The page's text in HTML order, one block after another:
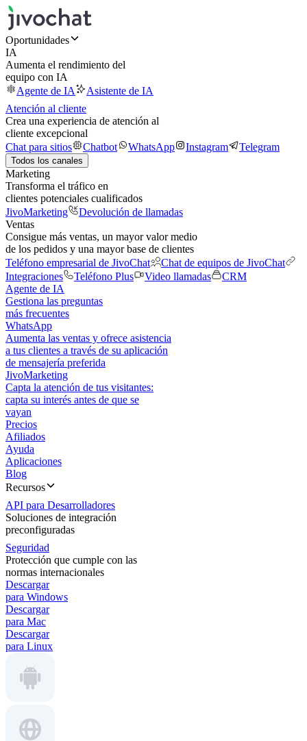
Oportunidades
IA
Aumenta el rendimiento del
equipo con IA
Agente de IA
Asistente de IA
Atención al cliente
Crea una experiencia de atención al
cliente excepcional
Chat para sitios
Chatbot WhatsApp Instagram Telegram
Todos los canales
Marketing
Transforma el tráfico en
clientes potenciales cualificados
JivoMarketing
Devolución de llamadas
Ventas
Consigue más ventas, un mayor valor medio
de los pedidos y una mayor base de clientes
Teléfono empresarial de JivoChat
Chat de equipos de JivoChat
Integraciones
Teléfono Plus Video llamadas
CRM
Agente de IA
Gestiona las preguntas
más frecuentes
WhatsApp
Aumenta las ventas y ofrece asistencia
a tus clientes a través de su aplicación
de mensajería preferida
JivoMarketing
Capta la atención de tus visitantes:
capta su interés antes de que se
vayan
Precios
Afiliados
Ayuda
Aplicaciones
Blog
Recursos
API para Desarrolladores
Soluciones de integración
preconfiguradas
Seguridad
Protección que cumple con las
normas internacionales
Descargar
para Windows
Descargar
para Mac
Descargar
para Linux